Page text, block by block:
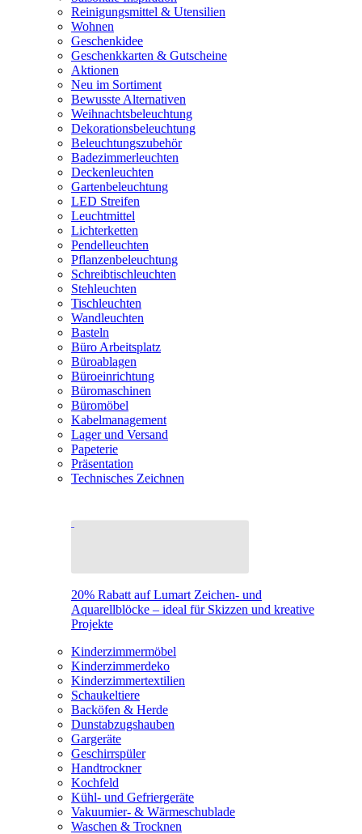
Reinigungsmittel & Utensilien
Wohnen
Geschenkidee
Geschenkkarten & Gutscheine
Aktionen
Neu im Sortiment
Bewusste Alternativen
Weihnachtsbeleuchtung
Dekorationsbeleuchtung
Beleuchtungszubehör
Badezimmerleuchten
Deckenleuchten
Gartenbeleuchtung
LED Streifen
Leuchtmittel
Lichterketten
Pendelleuchten
Pflanzenbeleuchtung
Schreibtischleuchten
Stehleuchten
Tischleuchten
Wandleuchten
Basteln
Büro Arbeitsplatz
Büroablagen
Büroeinrichtung
Büromaschinen
Büromöbel
Kabelmanagement
Lager und Versand
Papeterie
Präsentation
Technisches Zeichnen
20% Rabatt auf Lumart Zeichen- und
Aquarellblöcke – ideal für Skizzen und kreative
Projekte
Kinderzimmermöbel
Kinderzimmerdeko
Kinderzimmertextilien
Schaukeltiere
Backöfen & Herde
Dunstabzugshauben
Gargeräte
Geschirrspüler
Handtrockner
Kochfeld
Kühl- und Gefriergeräte
Vakuumier- & Wärmeschublade
Waschen & Trocknen